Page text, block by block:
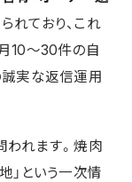
れており、これ
10〜30件の自
誠実な返信運用
われます。焼肉
」という一次情